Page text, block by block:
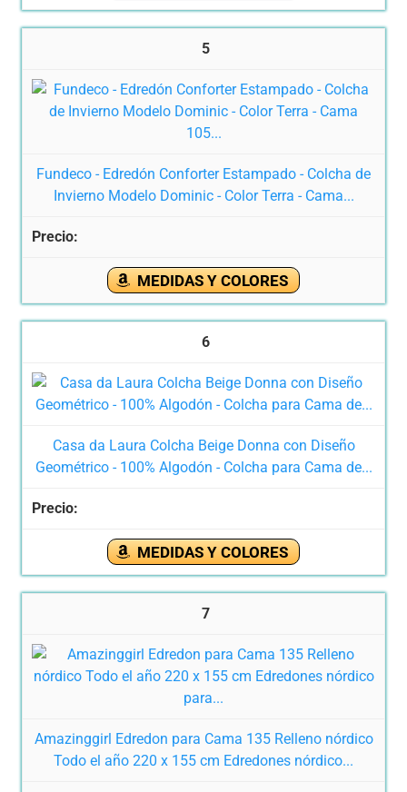
5
Fundeco - Edredón Conforter Estampado - Colcha de
Invierno Modelo Dominic - Color Terra - Cama...
MEDIDAS Y COLORES
6
Casa da Laura Colcha Beige Donna con Diseño
Geométrico - 100% Algodón - Colcha para Cama de...
MEDIDAS Y COLORES
7
Amazinggirl Edredon para Cama 135 Relleno nórdico
Todo el año 220 x 155 cm Edredones nórdico...